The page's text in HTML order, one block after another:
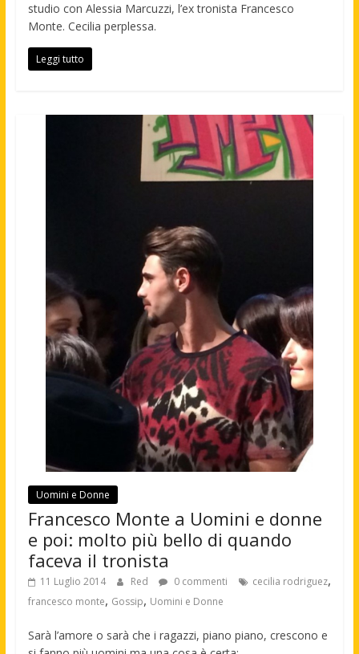
studio con Alessia Marcuzzi, l’ex tronista Francesco
Monte. Cecilia perplessa.
Leggi tutto
Uomini e Donne
Francesco Monte a Uomini e donne
e poi: molto più bello di quando
faceva il tronista
11 Luglio 2014 Red 0 commenti cecilia rodriguez,
francesco monte, Gossip, Uomini e Donne
Sarà l’amore o sarà che i ragazzi, piano piano, crescono e